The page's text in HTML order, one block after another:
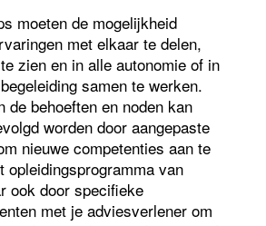
moeten de mogelijkheid
met elkaar te delen,
zien en in alle autonomie of in
samen te werken.
de behoeften en noden kan
worden door aangepaste
nieuwe competenties aan te
opleidingsprogramma van
ook door specifieke
met je adviesverlener om